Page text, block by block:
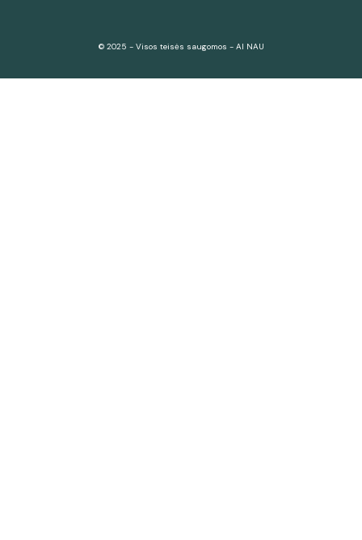
© 2025 - Visos teisės saugomos - AI NAU